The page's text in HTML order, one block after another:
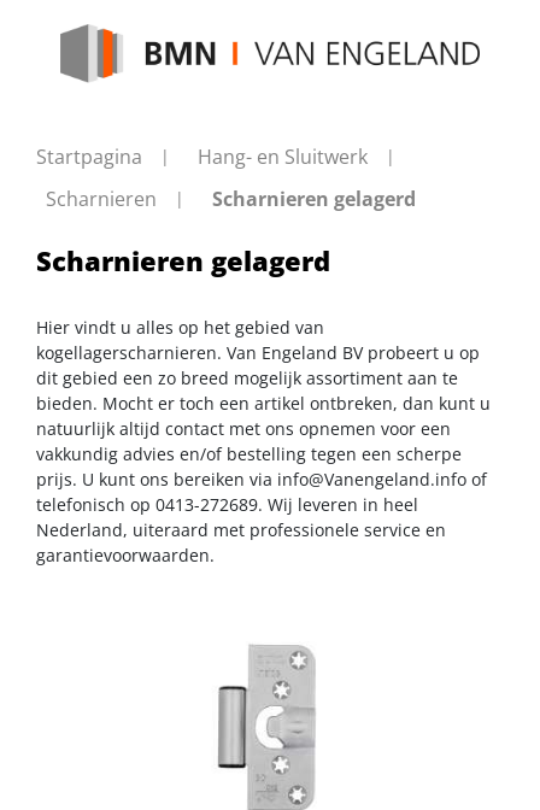
Startpagina
Hang- en Sluitwerk
Scharnieren
Scharnieren gelagerd
Scharnieren gelagerd
Hier vindt u alles op het gebied van
kogellagerscharnieren. Van Engeland BV probeert u op
dit gebied een zo breed mogelijk assortiment aan te
bieden. Mocht er toch een artikel ontbreken, dan kunt u
natuurlijk altijd contact met ons opnemen voor een
vakkundig advies en/of bestelling tegen een scherpe
prijs. U kunt ons bereiken via info@Vanengeland.info of
telefonisch op 0413-272689. Wij leveren in heel
Nederland, uiteraard met professionele service en
garantievoorwaarden.